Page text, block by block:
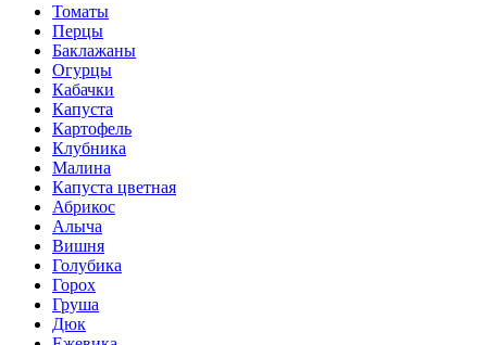
Томаты
Перцы
Баклажаны
Огурцы
Кабачки
Капуста
Картофель
Клубника
Малина
Капуста цветная
Абрикос
Алыча
Вишня
Голубика
Горох
Груша
Дюк